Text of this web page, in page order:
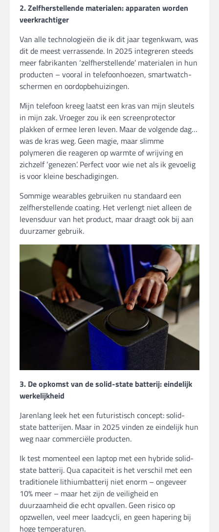
2. Zelfherstellende materialen: apparaten worden
veerkrachtiger
Van alle technologieën die ik dit jaar tegenkwam, was
dit de meest verrassende. In 2025 integreren steeds
meer fabrikanten ‘zelfherstellende’ materialen in hun
producten – vooral in telefoonhoezen, smartwatch-
schermen en oordopbehuizingen.
Mijn telefoon kreeg laatst een kras van mijn sleutels
in mijn zak. Vroeger zou ik een screenprotector
plakken of ermee leren leven. Maar de volgende dag…
was de kras weg. Geen magie, maar slimme
polymeren die reageren op warmte of wrijving en
zichzelf ‘genezen’. Perfect voor wie net als ik gevoelig
is voor kleine beschadigingen.
Sommige wearables gebruiken nu standaard een
zelfherstellende coating. Het verlengt niet alleen de
levensduur van het product, maar draagt ook bij aan
duurzamer gebruik.
3. De opkomst van de solid-state batterij: eindelijk
werkelijkheid
Jarenlang leek het een futuristisch concept: solid-
state batterijen. Maar in 2025 vinden ze eindelijk hun
weg naar commerciële producten.
Ik test momenteel een laptop met een hybride solid-
state batterij. Qua capaciteit is het verschil met een
traditionele lithiumbatterij niet enorm – ongeveer
10% meer – maar het zijn de veiligheid en
duurzaamheid die echt opvallen. Geen risico op
opzwellen, veel meer laadcycli, en geen hapering bij
hoge temperaturen.